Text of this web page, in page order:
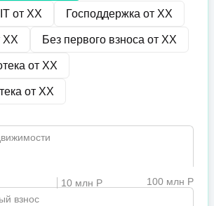
от XX Господдержка от XX
XX Без первого взноса от XX
от XX
от XX
10 млн Р
100 млн Р
взнос